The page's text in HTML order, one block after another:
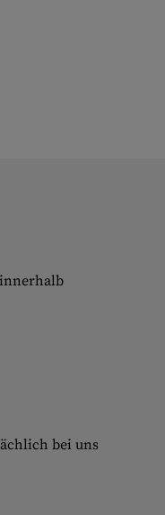
bei uns